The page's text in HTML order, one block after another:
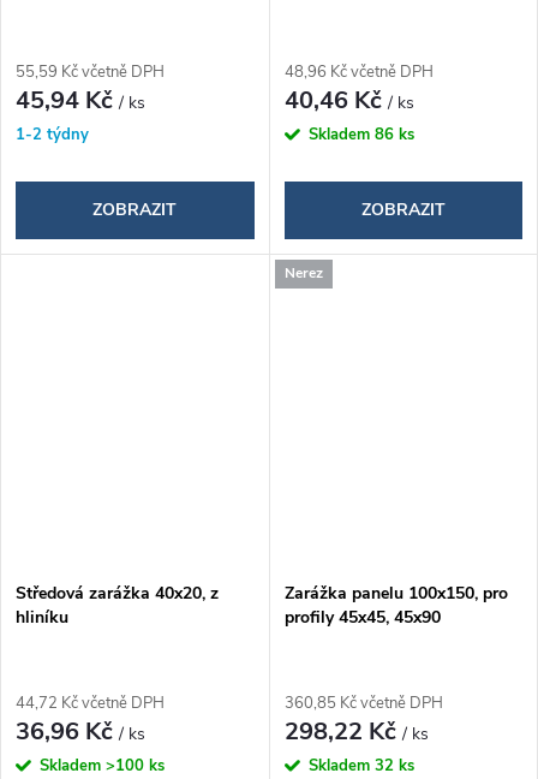
55,59 Kč včetně DPH
45,94 Kč/ ks
1-2 týdny
ZOBRAZIT
48,96 Kč včetně DPH
40,46 Kč/ ks
Skladem 86 ks
ZOBRAZIT
Středová zarážka 40x20, z
hliníku
44,72 Kč včetně DPH
36,96 Kč/ ks
Skladem >100 ks
Nerez
Zarážka panelu 100x150, pro
profily 45x45, 45x90
360,85 Kč včetně DPH
298,22 Kč/ ks
Skladem 32 ks